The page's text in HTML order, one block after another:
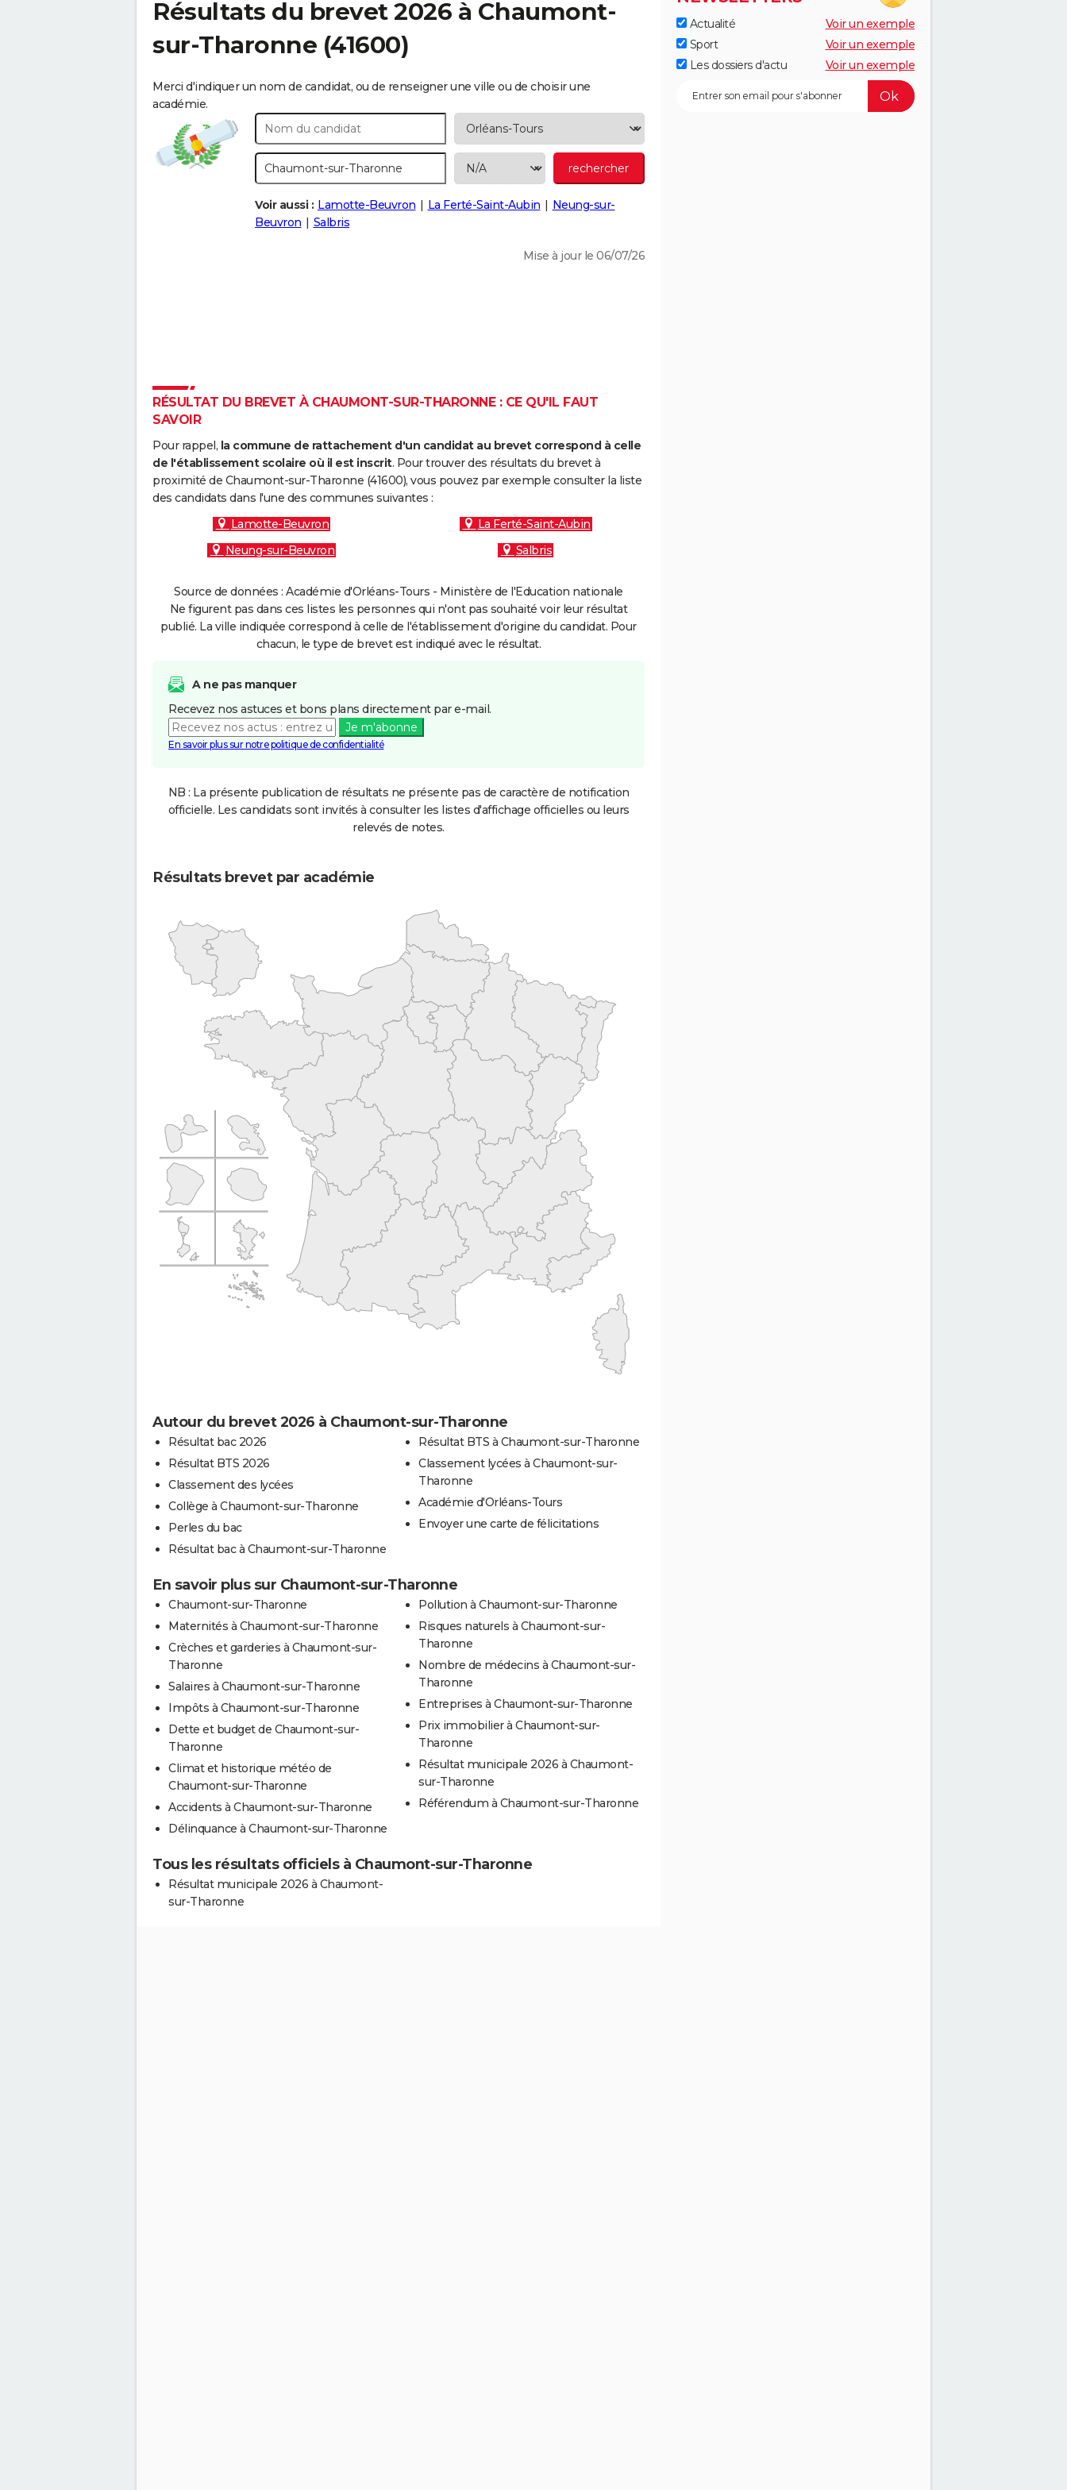
Résultats du brevet 2026 à Chaumont-
sur-Tharonne (41600)
Merci d'indiquer un nom de candidat, ou de renseigner une ville ou de choisir une
académie.
Voir aussi : Lamotte-Beuvron La Ferté-Saint-Aubin
Neung-sur-
Beuvron
Salbris
Mise à jour le 06/07/26
RÉSULTAT DU BREVET À CHAUMONT-SUR-THARONNE : CE QU'IL FAUT
SAVOIR
Pour rappel, la commune de rattachement d'un candidat au brevet correspond à celle
de l'établissement scolaire où il est inscrit. Pour trouver des résultats du brevet à
proximité de Chaumont-sur-Tharonne (41600), vous pouvez par exemple consulter la liste
des candidats dans l'une des communes suivantes :
Lamotte-Beuvron
La Ferté-Saint-Aubin
Neung-sur-Beuvron
Salbris
Source de données : Académie d'Orléans-Tours - Ministère de l'Education nationale
Ne figurent pas dans ces listes les personnes qui n'ont pas souhaité voir leur résultat
publié. La ville indiquée correspond à celle de l'établissement d'origine du candidat. Pour
chacun, le type de brevet est indiqué avec le résultat.
A ne pas manquer
Recevez nos astuces et bons plans directement par e-mail.
Je m'abonne
En savoir plus sur notre politique de confidentialité
NB : La présente publication de résultats ne présente pas de caractère de notification
officielle. Les candidats sont invités à consulter les listes d'affichage officielles ou leurs
relevés de notes.
Résultats brevet par académie
Autour du brevet 2026 à Chaumont-sur-Tharonne
Résultat bac 2026
Résultat BTS 2026
Classement des lycées
Collège à Chaumont-sur-Tharonne
Perles du bac
Résultat bac à Chaumont-sur-Tharonne
Résultat BTS à Chaumont-sur-Tharonne
Classement lycées à Chaumont-sur-
Tharonne
Académie d'Orléans-Tours
Envoyer une carte de félicitations
En savoir plus sur Chaumont-sur-Tharonne
Chaumont-sur-Tharonne
Maternités à Chaumont-sur-Tharonne
Crèches et garderies à Chaumont-sur-
Tharonne
Salaires à Chaumont-sur-Tharonne
Impôts à Chaumont-sur-Tharonne
Dette et budget de Chaumont-sur-
Tharonne
Climat et historique météo de
Chaumont-sur-Tharonne
Accidents à Chaumont-sur-Tharonne
Délinquance à Chaumont-sur-Tharonne
Pollution à Chaumont-sur-Tharonne
Risques naturels à Chaumont-sur-
Tharonne
Nombre de médecins à Chaumont-sur-
Tharonne
Entreprises à Chaumont-sur-Tharonne
Prix immobilier à Chaumont-sur-
Tharonne
Résultat municipale 2026 à Chaumont-
sur-Tharonne
Référendum à Chaumont-sur-Tharonne
Tous les résultats officiels à Chaumont-sur-Tharonne
Résultat municipale 2026 à Chaumont-
sur-Tharonne
Actualité
Voir un exemple
Sport
Voir un exemple
Les dossiers d'actu
Voir un exemple